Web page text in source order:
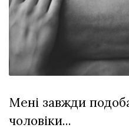
залишив у
Луцьку
27 Липня 2026
Всі розділи
Лайф
Афіша
Мені завжди
чоловіки...